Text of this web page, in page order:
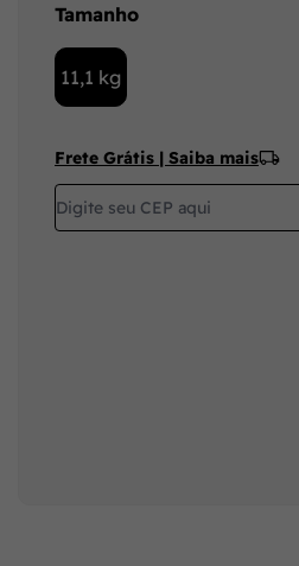
Frete Grátis | Saiba mais
Tamanho
11,1 kg